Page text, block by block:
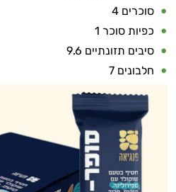
אמינו
רטבים
ממרחים
ומזון
ויטמינים
לספורטאים
טסטוסטרון
סוכרים 4
כפיות סוכר 1
סיבים תזונתיים 9.6
חלבונים 7